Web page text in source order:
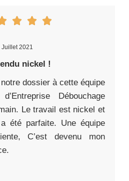
Juillet 2021
nickel !
dossier à cette équipe
Débouchage
Le travail est nickel et
été parfaite. Une équipe
C’est devenu mon